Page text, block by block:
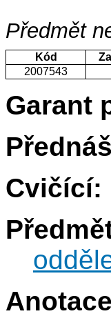
Předmět
Kód
2007543
Garant
Cvičící: